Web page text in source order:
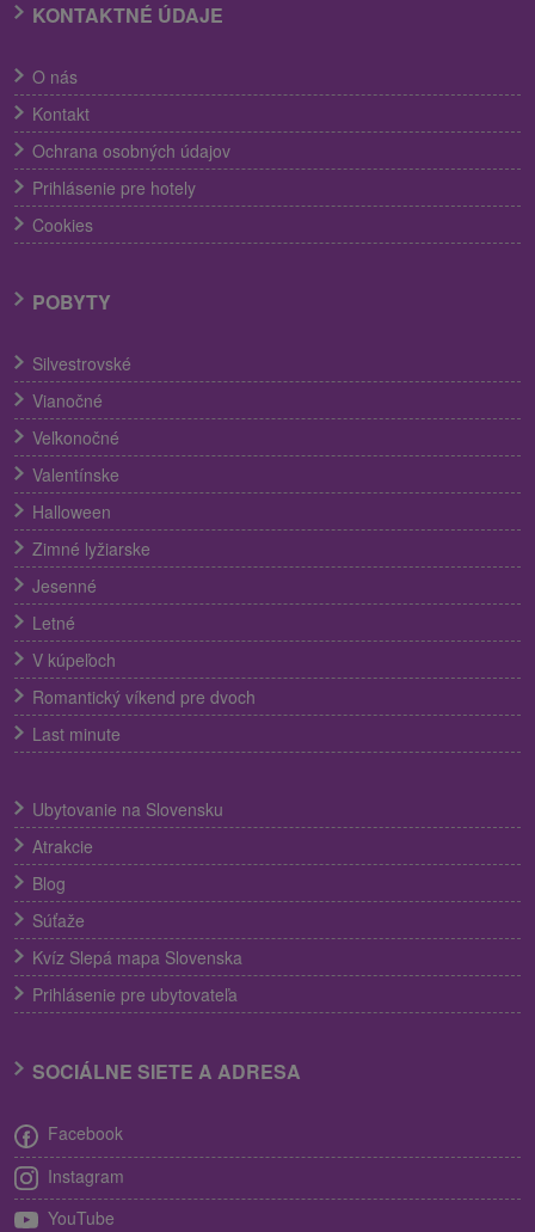
KONTAKTNÉ ÚDAJE
O nás
Kontakt
Ochrana osobných údajov
Prihlásenie pre hotely
Cookies
POBYTY
Silvestrovské
Vianočné
Veľkonočné
Valentínske
Halloween
Zimné lyžiarske
Jesenné
Letné
V kúpeľoch
Romantický víkend pre dvoch
Last minute
Ubytovanie na Slovensku
Atrakcie
Blog
Súťaže
Kvíz Slepá mapa Slovenska
Prihlásenie pre ubytovateľa
SOCIÁLNE SIETE A ADRESA
Facebook
Instagram
YouTube